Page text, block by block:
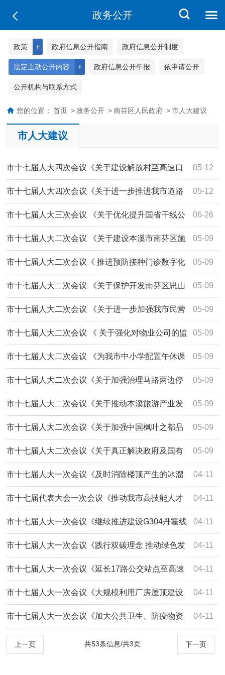
政务公开
＋
政策 政府信息公开指南 政府信息公开制度
＋
法定主动公开内容 政府信息公开年报 依申请公开
公开机构与联系方式
您的位置： 首页 > 政务公开 > 南芬区人民政府 > 市人大建议
市人大建议
05-12
市十七届人大四次会议《关于建设解放村至高速口
段道路，降低徐家铁矿道路压力的建议》（... 05-12
市十七届人大四次会议《关于进一步推进我市道路
权属确定的建议》（第4102号）答复 06-26
市十七届人大三次会议 《关于优化提升国省干线公
路交通运输环境的建议》（第3171号）答复 05-09
市十七届人大二次会议 《关于建设本溪市南芬区施
小线八道沟至小高岭段工程的建议》 （第2... 05-09
市十七届人大二次会议《 推进预防接种门诊数字化
建设》 （第2078号）答复 05-09
市十七届人大二次会议 《关于保护开发南芬区思山
岭翁家大院的建议》 （第2093号）答复 05-09
市十七届人大二次会议 《关于进一步加强我市民营
企业人才工作 》 （第2032号）答复 05-09
市十七届人大二次会议 《 关于强化对物业公司的监
督管理力度的建议 》（第2073号）答复 05-09
市十七届人大二次会议 《为我市中小学配置午休课
桌椅》（第2013号）答复 05-09
市十七届人大二次会议《关于加强治理马路两边停
放僵尸车的建议》（第2034号）答复 05-09
市十七届人大二次会议《关于推动本溪旅游产业发
展的建议》（第2147号）答复 05-09
市十七届人大二次会议《关于加强中国枫叶之都品
牌宣传的建议》（第2145号）答复 05-09
市十七届人大二次会议《关于真正解决政府及国有
企业长期拖欠民营中小微企业货款的建议》... 04-11
市十七届人大一次会议《及时消除楼顶产生的冰溜
子和在重点安全隐患部位采取防护措施》（... 04-11
市十七届代表大会一次会议《推动我市高技能人才
队伍建设》（第1172号）答复 04-11
市十七届人大一次会议《继续推进建设G304丹霍线
三期南芬至桥头段改移新建工程》（第1139... 04-11
市十七届人大一次会议《践行双碳理念 推动绿色发
展的建议》（第1122号）答复 04-11
市十七届人大一次会议《延长17路公交站点至高速
南出口》（第1110号）答复 04-11
市十七届人大一次会议《大规模利用厂房屋顶建设
清洁能源》（第1100号）答复 04-11
市十七届人大一次会议《加大公共卫生、防疫物资
投资力度》（第1096号）答复
上一页 下一页
共53条信息/共3页